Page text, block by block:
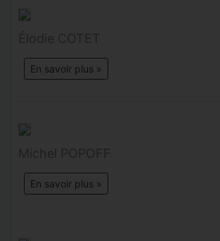
Élodie COTET
En savoir plus »
Michel POPOFF
En savoir plus »